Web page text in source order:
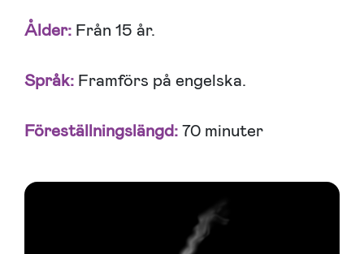
Ålder: Från 15 år.
Språk: Framförs på engelska.
Föreställningslängd:70 minuter